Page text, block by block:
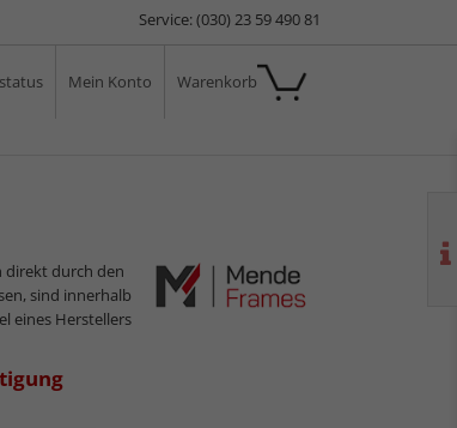
Service: (030) 23 59 490 81
Mein Konto Warenkorb
direkt durch den
sind innerhalb
eines Herstellers